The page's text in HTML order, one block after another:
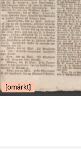
[omärkt]